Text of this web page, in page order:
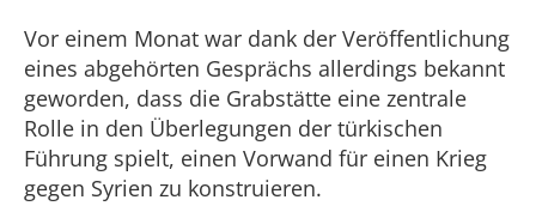
Vor einem Monat war dank der Veröffentlichung
eines abgehörten Gesprächs allerdings bekannt
geworden, dass die Grabstätte eine zentrale
Rolle in den Überlegungen der türkischen
Führung spielt, einen Vorwand für einen Krieg
gegen Syrien zu konstruieren.